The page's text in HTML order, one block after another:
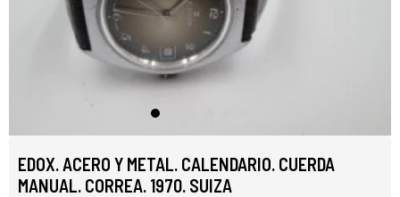
EDOX. ACERO Y METAL. CALENDARIO. CUERDA
MANUAL. CORREA. 1970. SUIZA